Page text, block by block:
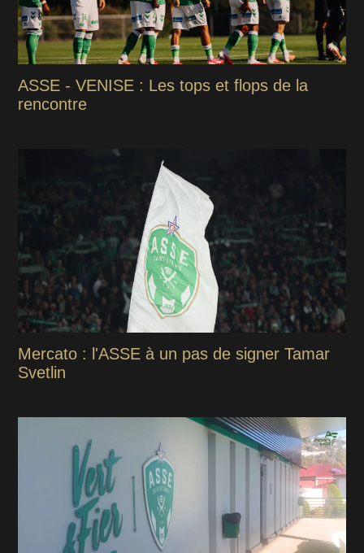
ASSE - VENISE : Les tops et flops de la
rencontre
Mercato : l'ASSE à un pas de signer Tamar
Svetlin